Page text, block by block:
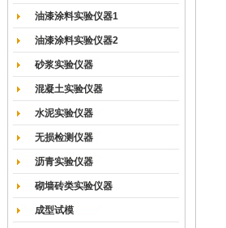
油漆涂料实验仪器1
油漆涂料实验仪器2
砂浆实验仪器
混凝土实验仪器
水泥实验仪器
无损检测仪器
沥青实验仪器
砌墙砖类实验仪器
成型试模